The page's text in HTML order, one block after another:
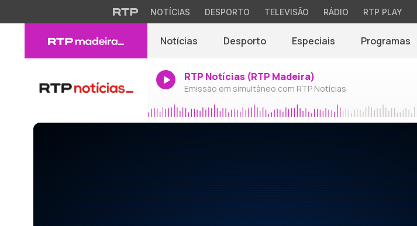
NOTÍCIAS DESPORTO TELEVISÃO RÁDIO RTP PLAY
Notícias Desporto Especiais Programas
RTP Notícias (RTP Madeira)
Emissão em simultâneo com RTP Notícias